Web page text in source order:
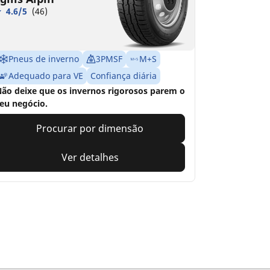
4.6/5 (46)
Pneus de inverno 3PMSF
M+S
Adequado para VE
Confiança diária
deixe que os invernos rigorosos parem o
negócio.
Procurar por dimensão
Ver detalhes